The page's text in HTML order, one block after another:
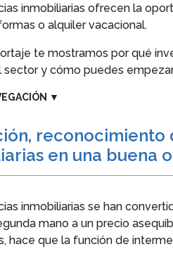
inmobiliarias ofrecen la
o alquiler vacacional.
te mostramos por qué
sector y cómo puedes
▼
reconocimiento
en una buena
inmobiliarias se han
mano a un precio
hace que la función de